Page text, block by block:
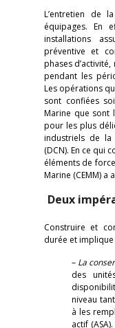
L’entretien de
équipages. En
installations
préventive et
phases
pendant les
Les opérations
sont confiées
Marine que sont
pour les plus
industriels de la
(DCN). En ce qui
éléments de
Marine (CEMM) a
Deux
Construire et
durée et implique
– La
des
niveau
à les
actif